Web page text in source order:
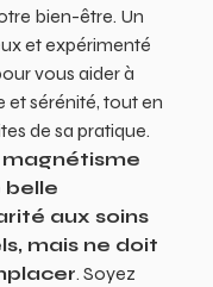
bien-être. Un
et expérimenté
vous aider à
et sérénité, tout en
de sa pratique.
magnétisme
belle
aux soins
mais ne doit
. Soyez